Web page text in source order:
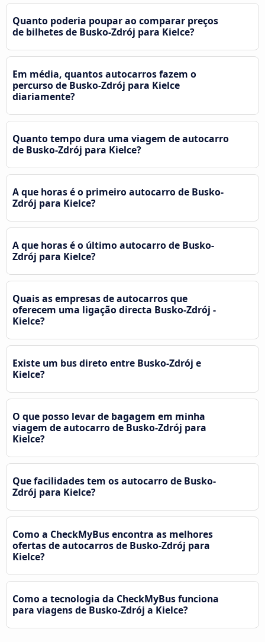
Quanto poderia poupar ao comparar preços
de bilhetes de Busko-Zdrój para Kielce?
Em média, quantos autocarros fazem o
percurso de Busko-Zdrój para Kielce
diariamente?
Quanto tempo dura uma viagem de autocarro
de Busko-Zdrój para Kielce?
A que horas é o primeiro autocarro de Busko-
Zdrój para Kielce?
A que horas é o último autocarro de Busko-
Zdrój para Kielce?
Quais as empresas de autocarros que
oferecem uma ligação directa Busko-Zdrój -
Kielce?
Existe um bus direto entre Busko-Zdrój e
Kielce?
O que posso levar de bagagem em minha
viagem de autocarro de Busko-Zdrój para
Kielce?
Que facilidades tem os autocarro de Busko-
Zdrój para Kielce?
Como a CheckMyBus encontra as melhores
ofertas de autocarros de Busko-Zdrój para
Kielce?
Como a tecnologia da CheckMyBus funciona
para viagens de Busko-Zdrój a Kielce?